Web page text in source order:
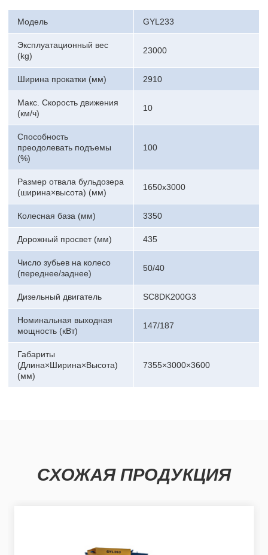
Модель GYL233
Эксплуатационный вес
(kg)
23000
Ширина прокатки (мм) 2910
Макс. Скорость движения
(км/ч)
10
Способность
преодолевать подъемы
(%)
100
Размер отвала бульдозера
(ширина×высота) (мм)
1650x3000
Колесная база (мм) 3350
Дорожный просвет (мм) 435
Число зубьев на колесо
(переднее/заднее)
50/40
Дизельный двигатель SC8DK200G3
Номинальная выходная
мощность (кВт)
147/187
Габариты
(Длина×Ширина×Высота)
(мм)
7355×3000×3600
СХОЖАЯ ПРОДУКЦИЯ